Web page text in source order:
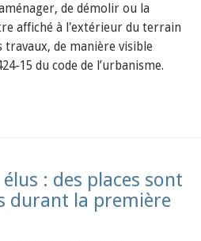
de démolir ou la
affiché à l'extérieur du terrain
travaux, de manière visible
15 du code de l’urbanisme.
: des places sont
durant la première